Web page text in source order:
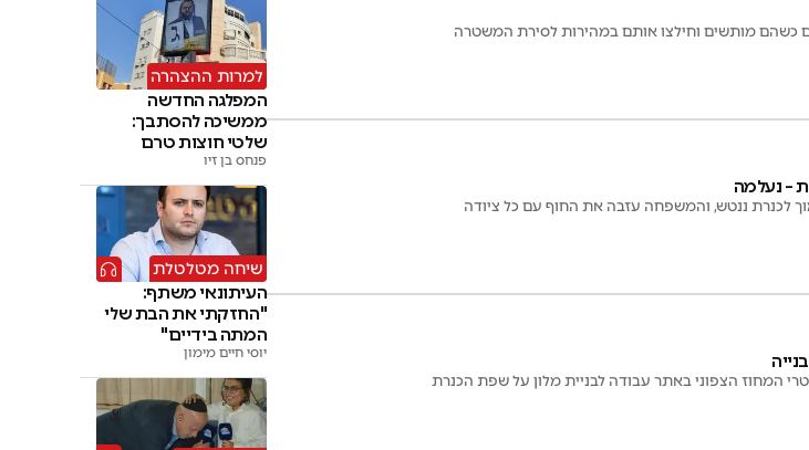
כשהם מותשים וחילצו אותם במהירות לסירת המשטרה
– נעלמה
לכנרת ננטש, והמשפחה עזבה את החוף עם כל ציודה
המחוז הצפוני באתר עבודה לבניית מלון על שפת הכנרת
למרות ההצהרה
המפלגה החדשה
ממשיכה להסתבך:
שלטי חוצות טרם
הוסרו
פנחס בן זיו
שיחה מטלטלת
העיתונאי משתף:
"החזקתי את הבת שלי
המתה בידיים"
יוסי חיים מימון